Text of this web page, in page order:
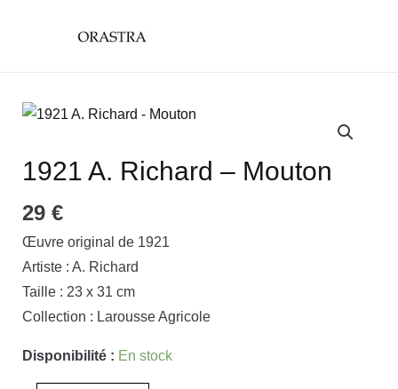
1921 A. Richard – Mouton
29 €
Œuvre original de 1921
Artiste : A. Richard
Taille : 23 x 31 cm
Collection : Larousse Agricole
Disponibilité : En stock
quantité
1921
Richard
-
Mouton